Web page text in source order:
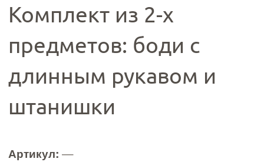
Комплект из 2-х
предметов: боди с
длинным рукавом и
штанишки
Артикул: —